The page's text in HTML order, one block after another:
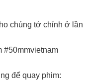
chúng tớ chỉnh ở
#50mmvietnam
để quay phim: